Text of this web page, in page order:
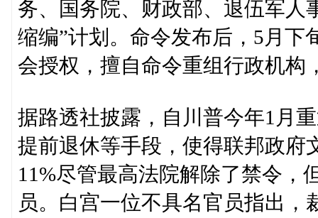
务、国务院、财政部、退伍军人
缩编”计划。命令发布后，5月下
会授权，擅自命令重组行政机构
据路透社披露，自川普今年1月
提前退休等手段，使得联邦政府
11%尽管最高法院解除了禁令，
员。白宫一位不具名官员指出，